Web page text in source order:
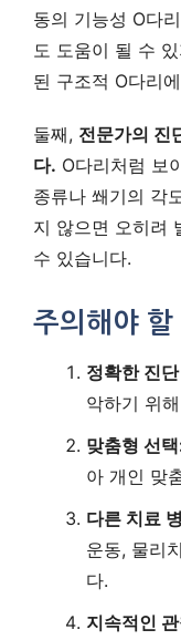
동의 기능성 O다
도 도움이 될 수
된 구조적 O다리
둘째, 전문가의 진
다. O다리처럼 보
종류나 쐐기의 각
지 않으면 오히려
수 있습니다.
주의해야 할
정확한 진
악하기 위
맞춤형 선
아 개인 맞
다른 치료
운동, 물리
다.
지속적인